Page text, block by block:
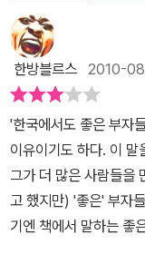
다시 한 번 국내에 부자
등장하는 10명의 주인
로 분류되는 이덕선, 남
말로 무일푼으로 미국
눈물을 감춘 채 태평양
어느 휴먼 다큐멘터리
묻어 있다. 단돈 300달러를 가지고 도미해 청소 용역회사에서 ‘청소
의 달인’으로 불리며,
리고 있는 남문기 회장
한방블르스 2010-
'한국에서도 좋은 부자
이유이기도 하다. 이 말을 보
그가 더 많은 사람들을
고 했지만) '좋은' 부자들 보다 한참
기엔 책에서 말하는 좋